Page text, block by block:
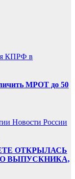
КПРФ в
МРОТ до 50
Новости России
ОТКРЫЛАСЬ
ВЫПУСКНИКА,